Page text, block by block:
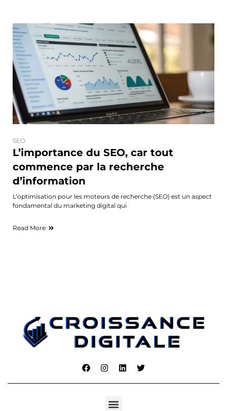
SEO
L’importance du SEO, car tout
commence par la recherche
d’information
L’optimisation pour les moteurs de recherche (SEO) est un aspect
fondamental du marketing digital qui
Read More